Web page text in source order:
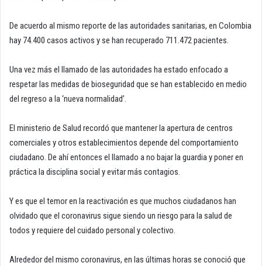
De acuerdo al mismo reporte de las autoridades sanitarias, en Colombia
hay 74.400 casos activos y se han recuperado 711.472 pacientes.
Una vez más el llamado de las autoridades ha estado enfocado a
respetar las medidas de bioseguridad que se han establecido en medio
del regreso a la ‘nueva normalidad’.
El ministerio de Salud recordó que mantener la apertura de centros
comerciales y otros establecimientos depende del comportamiento
ciudadano. De ahí entonces el llamado a no bajar la guardia y poner en
práctica la disciplina social y evitar más contagios.
Y es que el temor en la reactivación es que muchos ciudadanos han
olvidado que el coronavirus sigue siendo un riesgo para la salud de
todos y requiere del cuidado personal y colectivo.
Alrededor del mismo coronavirus, en las últimas horas se conoció que